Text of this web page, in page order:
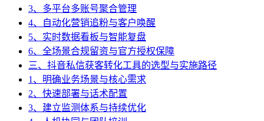
3、多平台多账号聚合管理
4、自动化营销追粉与客户唤醒
5、实时数据看板与智能复盘
6、全场景合规留资与官方授权保障
三、抖音私信获客转化工具的选型与实施路径
1、明确业务场景与核心需求
2、快速部署与话术配置
3、建立监测体系与持续优化